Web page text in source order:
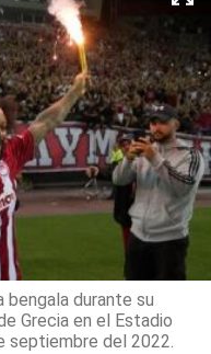
bengala durante su
Grecia en el Estadio
septiembre del 2022.